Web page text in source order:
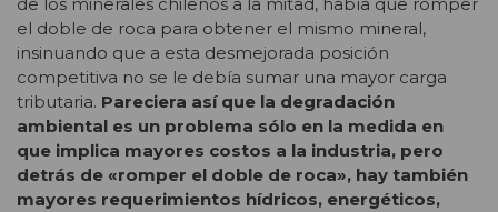
el doble de roca para obtener el mismo mineral,
insinuando que a esta desmejorada posición
competitiva no se le debía sumar una mayor carga
tributaria. Pareciera así que la degradación
ambiental es un problema sólo en la medida en
que implica mayores costos a la industria, pero
detrás de «romper el doble de roca», hay también
mayores requerimientos hídricos, energéticos,